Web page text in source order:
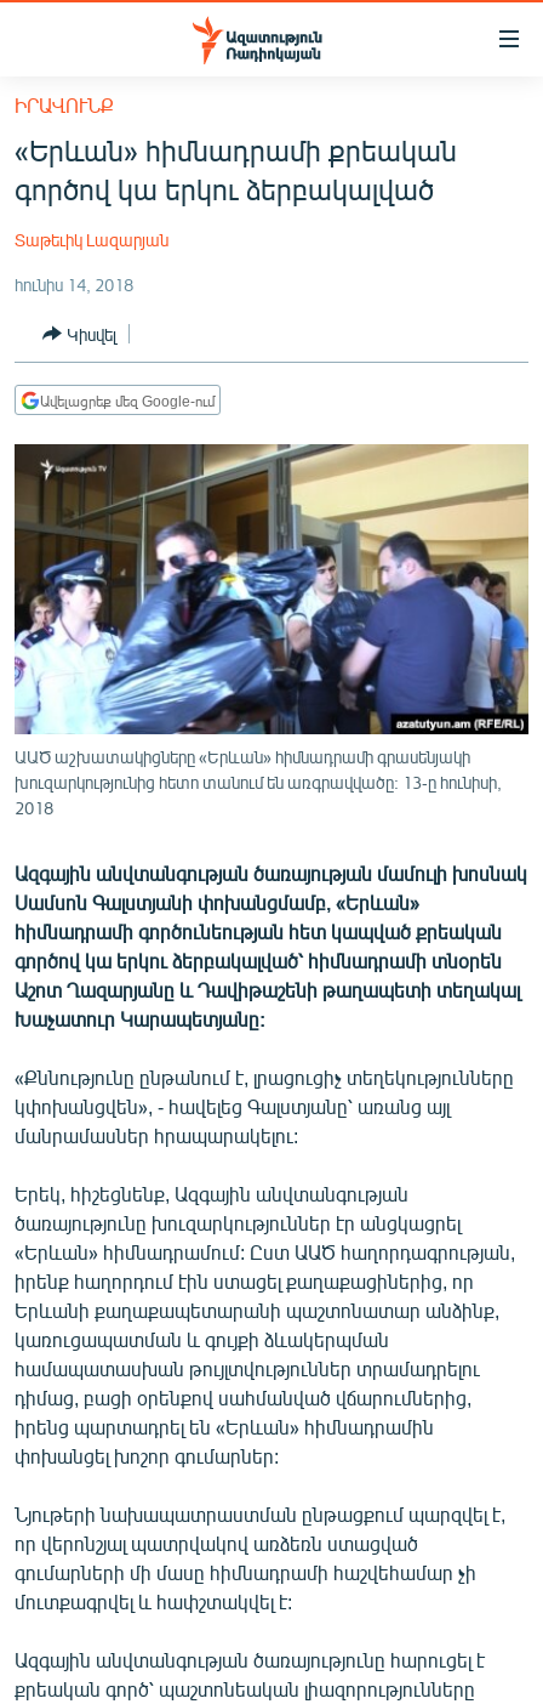
Մատչելիության
հիմնական
բովանդակությանը
հիմնական
մենյուին
ՀԱՅԱՍՏԱՆ
ՔԱՂԱՔԱԿԱՆ
ԸՆՏՐՈՒԹՅՈՒՆՆԵՐ 2026
ԻՐԱՎՈՒՆՔ
ՀԱՍԱՐԱԿՈՒԹՅՈՒՆ
ՏՆՏԵՍՈՒԹՅՈՒՆ
ՊԱՏԵՐԱԶՄԻ 6 ՇԱԲԱԹՆԵՐԸ
ՏԱՐԱԾԱՇՐՋԱՆ
ՄԻՋԱԶԳԱՅԻՆ
ՄՇԱԿՈՒՅԹ
ՍՊՈՐՏ
ՄԵԿՆԱԲԱՆՈՒԹՅՈՒՆ
ՏՏ ԵՒ ԻՆՏԵՐՆԵՏ
ԿՈՐՈՆԱՎԻՐՈՒՍ
ՏԵՍԱՆՅՈՒԹԵՐ
ԲԱՆԱՎԵՃ
ՁԳՏԵԼՈՎ ԼԱՎԱԳՈՒՅՆԻՆ
ՓՈԴՔԱՍԹ
Հայերեն
English
Русский
ՀԵՏԵՎԵՔ ՄԵԶ
«Ազատության» բոլոր կայքերը
ԻՐԱՎՈՒՆՔ
«Երևան» հիմնադրամի քրեական
գործով կա երկու ձերբակալված
Տաթեւիկ Լազարյան
հունիս 14, 2018
Կիսվել
Ավելացրեք մեզ Google-ում
ԱԱԾ աշխատակիցները «Երևան» հիմնադրամի գրասենյակի
խուզարկությունից հետո տանում են առգրավվածը: 13-ը հունիսի,
2018
Ազգային անվտանգության ծառայության մամուլի խոսնակ
Սամսոն Գալստյանի փոխանցմամբ, «Երևան»
հիմնադրամի գործունեության հետ կապված քրեական
գործով կա երկու ձերբակալված՝ հիմնադրամի տնօրեն
Աշոտ Ղազարյանը և Դավիթաշենի թաղապետի տեղակալ
Խաչատուր Կարապետյանը:
«Քննությունը ընթանում է, լրացուցիչ տեղեկությունները
կփոխանցվեն», - հավելեց Գալստյանը՝ առանց այլ
մանրամասներ հրապարակելու:
Երեկ, հիշեցնենք, Ազգային անվտանգության
ծառայությունը խուզարկություններ էր անցկացրել
«Երևան» հիմնադրամում: Ըստ ԱԱԾ հաղորդագրության,
իրենք հաղորդում էին ստացել քաղաքացիներից, որ
Երևանի քաղաքապետարանի պաշտոնատար անձինք,
կառուցապատման և գույքի ձևակերպման
համապատասխան թույլտվություններ տրամադրելու
դիմաց, բացի օրենքով սահմանված վճարումներից,
իրենց պարտադրել են «Երևան» հիմնադրամին
փոխանցել խոշոր գումարներ:
Նյութերի նախապատրաստման ընթացքում պարզվել է,
որ վերոնշյալ պատրվակով առձեռն ստացված
գումարների մի մասը հիմնադրամի հաշվեհամար չի
մուտքագրվել և հափշտակվել է:
Ազգային անվտանգության ծառայությունը հարուցել է
քրեական գործ՝ պաշտոնեական լիազորությունները